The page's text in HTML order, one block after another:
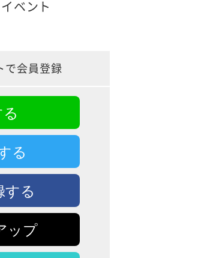
ベント
で会員登録
る
する
ップ